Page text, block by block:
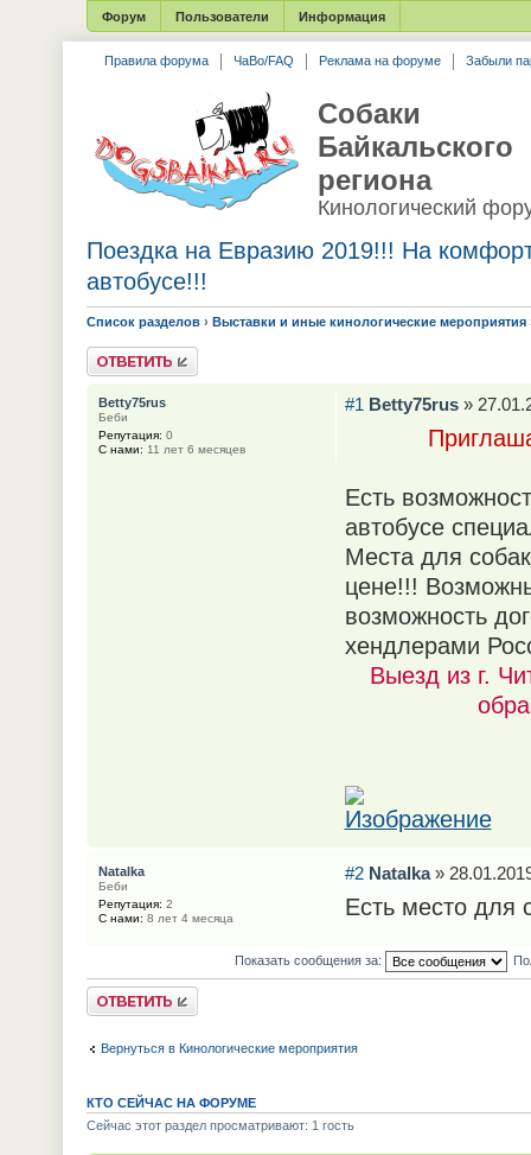
Форум Пользователи Информация
Правила форума ЧаВо/FAQ Реклама на форуме Забыли
Собаки
Байкальского
региона
Кинологический
Поездка на Евразию 2019!!! На
автобусе!!!
Список разделов › Выставки и иные кинологические мероприятия
Ответить
#1 Betty75rus»
Есть
автобусе
Места для
цене!!!
возможность
хендлерами
Выезд из г.
Betty75rus
Беби
Репутация: 0
С нами: 11 лет 6 месяцев
#2 Natalka»
Есть место для
Natalka
Беби
Репутация: 2
С нами: 8 лет 4 месяца
Показать сообщения за:
Ответить
Вернуться в Кинологические мероприятия
КТО СЕЙЧАС НА ФОРУМЕ
Сейчас этот раздел просматривают: 1 гость